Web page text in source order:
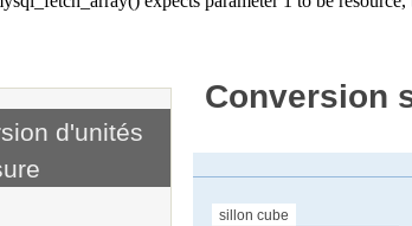
Conversion
sillon cube
d'unités